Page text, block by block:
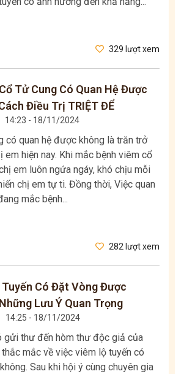
329 lượt xem
Tử Cung Có Quan Hệ Được
Điều Trị TRIỆT ĐỂ
14:23 - 18/11/2024
có quan hệ được không là trăn trở
em hiện nay. Khi mắc bệnh viêm cổ
em luôn ngứa ngáy, khó chịu mỗi
chị em tự ti. Đồng thời, Việc quan
mắc bệnh...
282 lượt xem
Có Đặt Vòng Được
Lưu Ý Quan Trọng
14:25 - 18/11/2024
gửi thư đến hòm thư độc giả của
mắc về việc viêm lộ tuyến có
Sau khi hội ý cùng chuyên gia